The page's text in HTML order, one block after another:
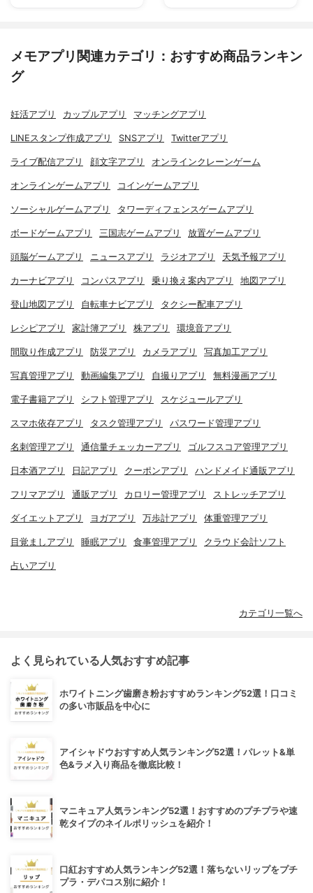
メモアプリ関連カテゴリ：おすすめ商品ランキン
グ
妊活アプリ カップルアプリ マッチングアプリ
LINEスタンプ作成アプリ SNSアプリ Twitterアプリ
ライブ配信アプリ 顔文字アプリ オンラインクレーンゲーム
オンラインゲームアプリ コインゲームアプリ
ソーシャルゲームアプリ タワーディフェンスゲームアプリ
ボードゲームアプリ 三国志ゲームアプリ 放置ゲームアプリ
頭脳ゲームアプリ ニュースアプリ ラジオアプリ 天気予報アプリ
カーナビアプリ コンパスアプリ 乗り換え案内アプリ 地図アプリ
登山地図アプリ 自転車ナビアプリ タクシー配車アプリ
レシピアプリ 家計簿アプリ 株アプリ 環境音アプリ
間取り作成アプリ 防災アプリ カメラアプリ 写真加工アプリ
写真管理アプリ 動画編集アプリ 自撮りアプリ 無料漫画アプリ
電子書籍アプリ シフト管理アプリ スケジュールアプリ
スマホ依存アプリ タスク管理アプリ パスワード管理アプリ
名刺管理アプリ 通信量チェッカーアプリ ゴルフスコア管理アプリ
日本酒アプリ 日記アプリ クーポンアプリ ハンドメイド通販アプリ
フリマアプリ 通販アプリ カロリー管理アプリ ストレッチアプリ
ダイエットアプリ ヨガアプリ 万歩計アプリ 体重管理アプリ
目覚ましアプリ 睡眠アプリ 食事管理アプリ クラウド会計ソフト
占いアプリ
カテゴリ一覧へ
よく見られている人気おすすめ記事
ホワイトニング歯磨き粉おすすめランキング52選！口コミ
の多い市販品を中心に
アイシャドウおすすめ人気ランキング52選！パレット&単
色&ラメ入り商品を徹底比較！
マニキュア人気ランキング52選！おすすめのプチプラや速
乾タイプのネイルポリッシュを紹介！
口紅おすすめ人気ランキング52選！落ちないリップをプチ
プラ・デパコス別に紹介！